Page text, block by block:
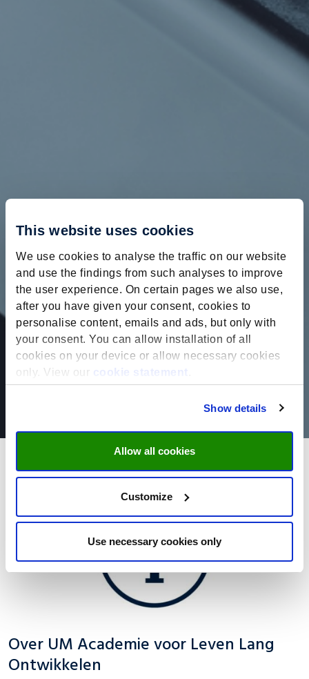
This website uses cookies
We use cookies to analyse the traffic on our website
and use the findings from such analyses to improve
the user experience. On certain pages we also use,
after you have given your consent, cookies to
personalise content, emails and ads, but only with
your consent. You can allow installation of all
cookies on your device or allow necessary cookies
only. View our
cookie statement
Show details
Allow all cookies
Customize
Use necessary cookies only
Over UM Academie voor Leven Lang
Ontwikkelen